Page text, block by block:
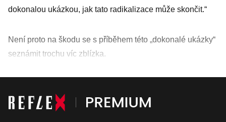
dokonalou ukázkou, jak tato radikalizace může skončit.“
Není proto na škodu se s příběhem této „dokonalé ukázky“
seznámit trochu víc zblízka.